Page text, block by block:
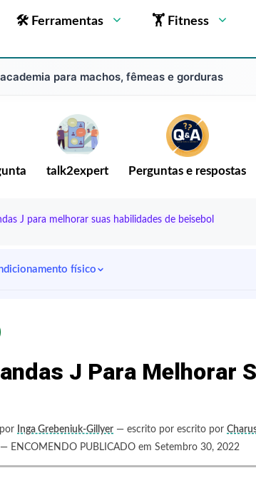
🛠 Ferramentas 🏋 Fitness
para machos, fêmeas e gorduras
talk2expert Perguntas e respostas
J para melhorar suas habilidades de beisebol
físico
J Para Melhorar
por Inga Grebeniuk-Gillyer — escrito por escrito por
— ENCOMENDO PUBLICADO em Setembro 30, 2022